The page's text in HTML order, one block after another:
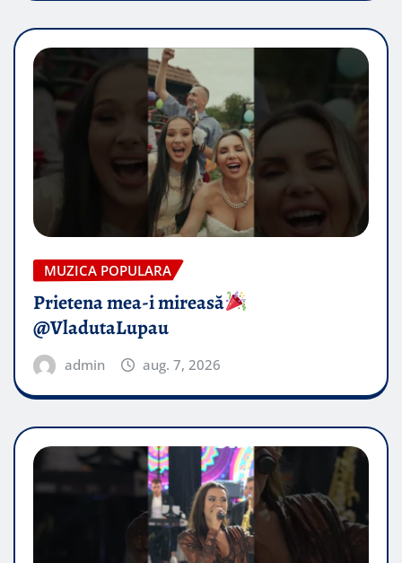
MUZICA POPULARA
Prietena mea-i mireasă​
@VladutaLupau
admin aug. 7, 2026